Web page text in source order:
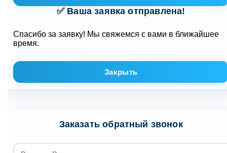
✅ Ваша заявка отправлена!
Спасибо за заявку! Мы свяжемся с вами в ближайшее
время.
Закрыть
Заказать обратный звонок